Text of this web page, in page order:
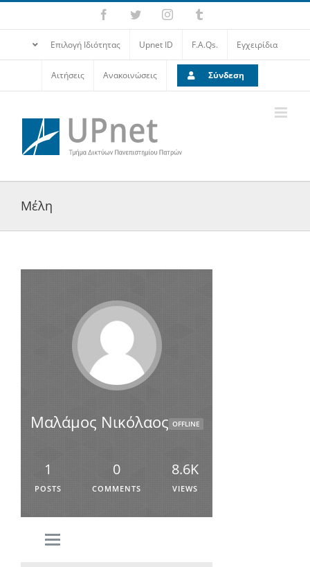
Επιλογή Ιδιότητας Upnet ID F.A.Qs. Εγχειρίδια
Αιτήσεις Ανακοινώσεις Σύνδεση
Μέλη
Μαλάμος Νικόλαος OFFLINE
1
POSTS
0
COMMENTS
8.6K
VIEWS